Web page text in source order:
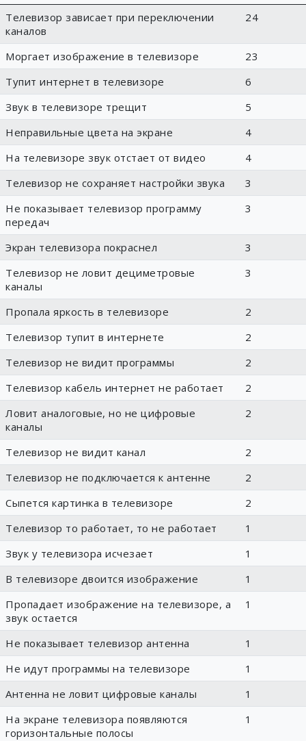
Телевизор зависает при переключении
каналов
24
Моргает изображение в телевизоре
23
Тупит интернет в телевизоре
6
Звук в телевизоре трещит
5
Неправильные цвета на экране
4
На телевизоре звук отстает от видео
4
Телевизор не сохраняет настройки звука
3
Не показывает телевизор программу
передач
3
Экран телевизора покраснел
3
Телевизор не ловит дециметровые
каналы
3
Пропала яркость в телевизоре
2
Телевизор тупит в интернете
2
Телевизор не видит программы
2
Телевизор кабель интернет не работает
2
Ловит аналоговые, но не цифровые
каналы
2
Телевизор не видит канал
2
Телевизор не подключается к антенне
2
Сыпется картинка в телевизоре
2
Телевизор то работает, то не работает
1
Звук у телевизора исчезает
1
В телевизоре двоится изображение
1
Пропадает изображение на телевизоре, а
звук остается
1
Не показывает телевизор антенна
1
Не идут программы на телевизоре
1
Антенна не ловит цифровые каналы
1
На экране телевизора появляются
горизонтальные полосы
1